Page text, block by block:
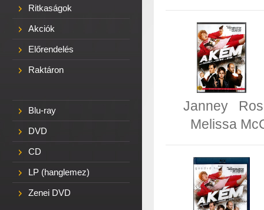
Ritkaságok
Akciók
Előrendelés
Raktáron
Blu-ray
DVD
CD
LP (hanglemez)
Zenei DVD
Janney
Melissa